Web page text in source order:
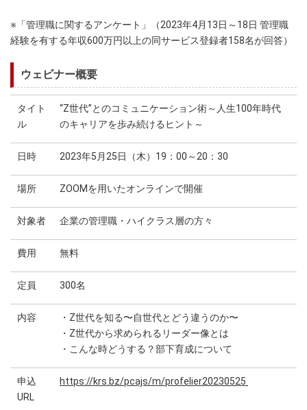
※「管理職に関するアンケート」（2023年4月13日～18日 管理職
経験を有する年収600万円以上の同サービス登録者158名が回答）
ウェビナー概要
タイト
ル
“Z世代”とのコミュニケーション術～人生100年時代
のキャリアを歩み続けるヒント～
日時 2023年5月25日（木）19：00～20：30
場所 ZOOMを用いたオンラインで開催
対象者 企業の管理職・ハイクラス層の方々
費用 無料
定員 300名
内容
・Z世代を知る〜自世代とどう違うのか〜
・Z世代から求められるリーダー像とは
・こんな時どうする？部下育成について
申込
URL
https://krs.bz/pcajs/m/profelier20230525